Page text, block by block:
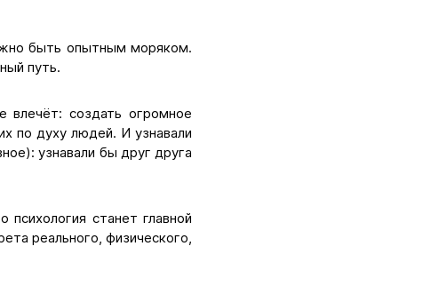
быть опытным моряком.
путь.
влечёт: создать огромное
по духу людей. И узнавали
узнавали бы друг друга
станет главной
реального, физического,